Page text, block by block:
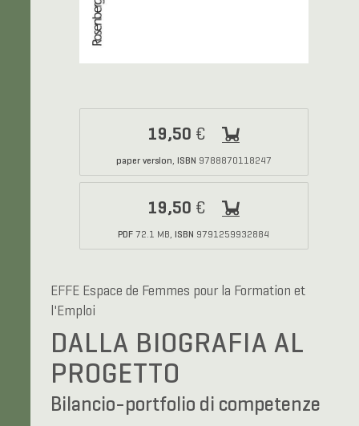
19,50 €
paper version, ISBN 9788870118247
19,50 €
PDF 72.1 MB, ISBN 9791259932884
EFFE Espace de Femmes pour la Formation et
l'Emploi
DALLA BIOGRAFIA AL
PROGETTO
Bilancio-portfolio di competenze